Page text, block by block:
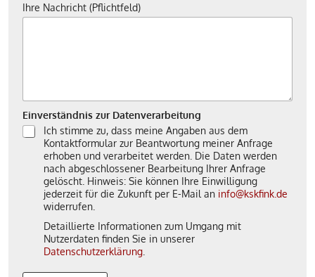
Ihre Nachricht (Pflichtfeld)
Einverständnis zur Datenverarbeitung
Ich stimme zu, dass meine Angaben aus dem
Kontaktformular zur Beantwortung meiner Anfrage
erhoben und verarbeitet werden. Die Daten werden
nach abgeschlossener Bearbeitung Ihrer Anfrage
gelöscht. Hinweis: Sie können Ihre Einwilligung
jederzeit für die Zukunft per E-Mail an info@kskfink.de
widerrufen.
Detaillierte Informationen zum Umgang mit
Nutzerdaten finden Sie in unserer
Datenschutzerklärung